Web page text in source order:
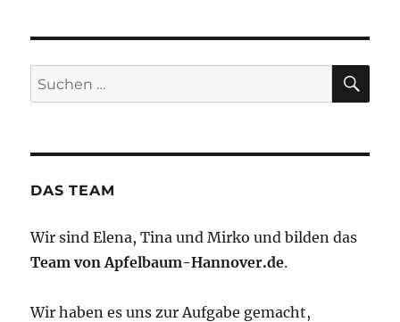
Suchen
nach:
DAS TEAM
Wir sind Elena, Tina und Mirko und bilden das
Team von Apfelbaum-Hannover.de.
Wir haben es uns zur Aufgabe gemacht,